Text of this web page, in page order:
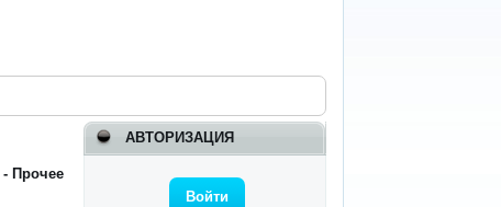
АВТОРИЗАЦИЯ
Войти
- Прочее